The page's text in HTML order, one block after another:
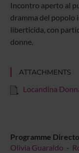
Incontro aperto al
dramma del popolo
liberticida, con
donne.
ATTACHMENTS
Locandina
Programme
Olivia Guaraldo -